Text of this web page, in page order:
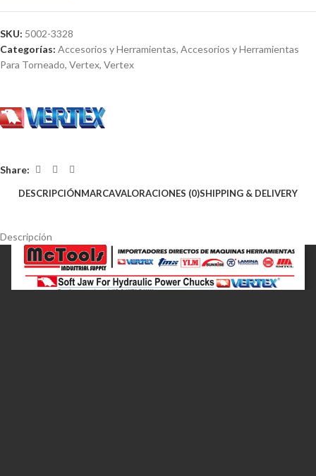
SKU: 5002-3328
Categorías: Accesorios y Herramientas, Accesorios y Herramientas
Para Torneado, Vertex, Vertex
Share:
DESCRIPCIÓNMARCAVALORACIONES (0)SHIPPING & DELIVERY
Descripción